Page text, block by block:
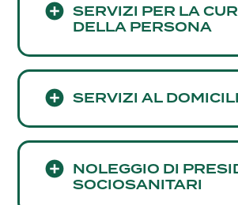
SERVIZI PER LA
DELLA PERSONA
SERVIZI AL
NOLEGGIO DI
SOCIOSANITARI